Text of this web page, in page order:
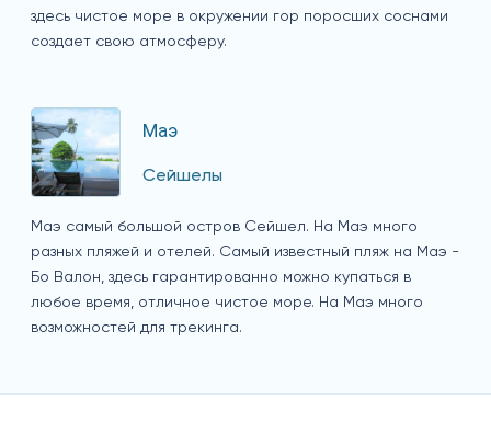
здесь чистое море в окружении гор поросших соснами
создает свою атмосферу.
Маэ
Сейшелы
Маэ самый большой остров Сейшел. На Маэ много
разных пляжей и отелей. Самый известный пляж на Маэ -
Бо Валон, здесь гарантированно можно купаться в
любое время, отличное чистое море. На Маэ много
возможностей для трекинга.